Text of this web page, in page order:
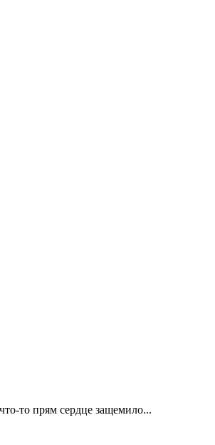
то прям сердце защемило...